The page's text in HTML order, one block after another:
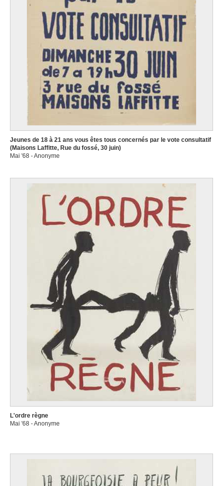
Jeunes de 18 à 21 ans vous êtes tous concernés par le vote consultatif
(Maisons Laffitte, Rue du fossé, 30 juin)
Mai '68 - Anonyme
L'ordre règne
Mai '68 - Anonyme